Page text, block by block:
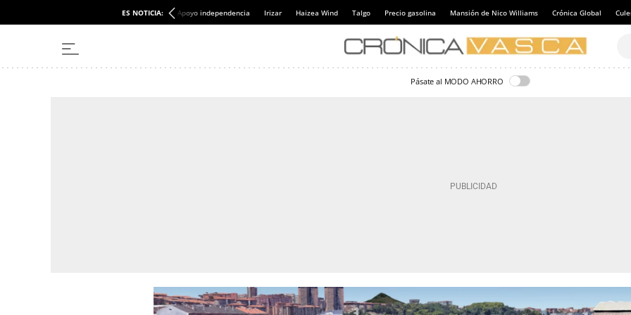
ES NOTICIA: Apoyo independencia Irizar Haizea Wind Talgo Precio gasolina Mansión de Nico Williams Crónica Global
Pásate al MODO AHORRO